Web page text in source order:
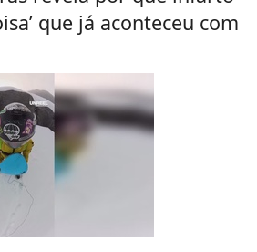
que já aconteceu com